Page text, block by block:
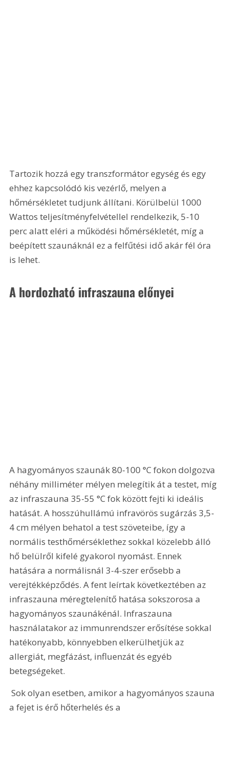
Tartozik hozzá egy transzformátor egység és egy
ehhez kapcsolódó kis vezérlő, melyen a
hőmérsékletet tudjunk állítani. Körülbelül 1000
Wattos teljesítményfelvétellel rendelkezik, 5-10
perc alatt eléri a működési hőmérsékletét, míg a
beépített szaunáknál ez a felfűtési idő akár fél óra
is lehet.
A hordozható infraszauna előnyei
A hagyományos szaunák 80-100 °C fokon dolgozva
néhány milliméter mélyen melegítik át a testet, míg
az infraszauna 35-55 °C fok között fejti ki ideális
hatását. A hosszúhullámú infravörös sugárzás 3,5-
4 cm mélyen behatol a test szöveteibe, így a
normális testhőmérséklethez sokkal közelebb álló
hő belülről kifelé gyakorol nyomást. Ennek
hatására a normálisnál 3-4-szer erősebb a
verejtékképződés. A fent leírtak következtében az
infraszauna méregtelenítő hatása sokszorosa a
hagyományos szaunákénál. Infraszauna
használatakor az immunrendszer erősítése sokkal
hatékonyabb, könnyebben elkerülhetjük az
allergiát, megfázást, influenzát és egyéb
betegségeket.
Sok olyan esetben, amikor a hagyományos szauna
a fejet is érő hőterhelés és a